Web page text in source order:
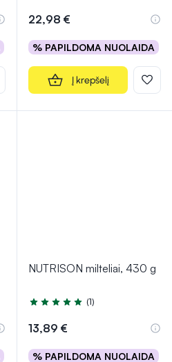
22,98 €
% PAPILDOMA NUOLAIDA
Į krepšelį
NUTRISON milteliai, 430 g
Įvertinimas 5.0 iš 5
(1)
13,89 €
% PAPILDOMA NUOLAIDA